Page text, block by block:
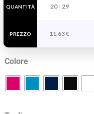
QUANTITÀ
PREZZO
20 - 29
11,63€
Colore
Macil